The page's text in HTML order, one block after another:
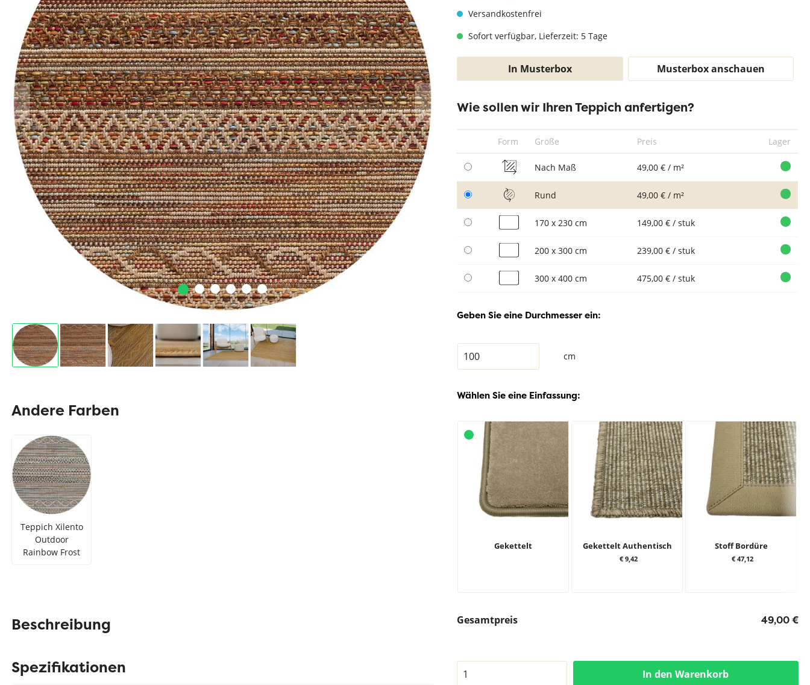
Zur Kategorie Teppich Maße
Teppich Rot Teppich Schwarz Teppich Taupe
Zur Kategorie Teppich Farben
Zur Kategorie Teppich Sorten
Versandkostenfrei
Sofort verfügbar, Lieferzeit: 5 Tage
In Musterbox Musterbox anschauen
Wie sollen wir Ihren Teppich anfertigen?
Form Größe Preis Lager
Nach Maß 49,00 € / m²
Rund 49,00 € / m²
170 x 230 cm 149,00 € / stuk
200 x 300 cm 239,00 € / stuk
300 x 400 cm 475,00 € / stuk
Geben Sie eine Durchmesser ein:
cm
Wählen Sie eine Einfassung:
Gekettelt Gekettelt Authentisch
€ 9,42
Stoff Bordüre
€ 47,12
Gesamtpreis 49,00 €
In den Warenkorb
Andere Farben
Teppich Xilento
Outdoor
Rainbow Frost
Beschreibung
Spezifikationen